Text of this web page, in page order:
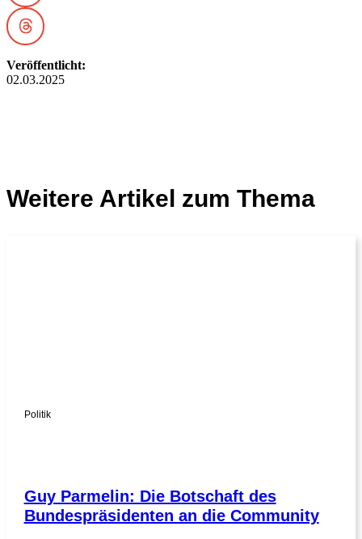
Veröffentlicht:
02.03.2025
Weitere Artikel zum Thema
Politik
Guy Parmelin: Die Botschaft des
Bundespräsidenten an die Community